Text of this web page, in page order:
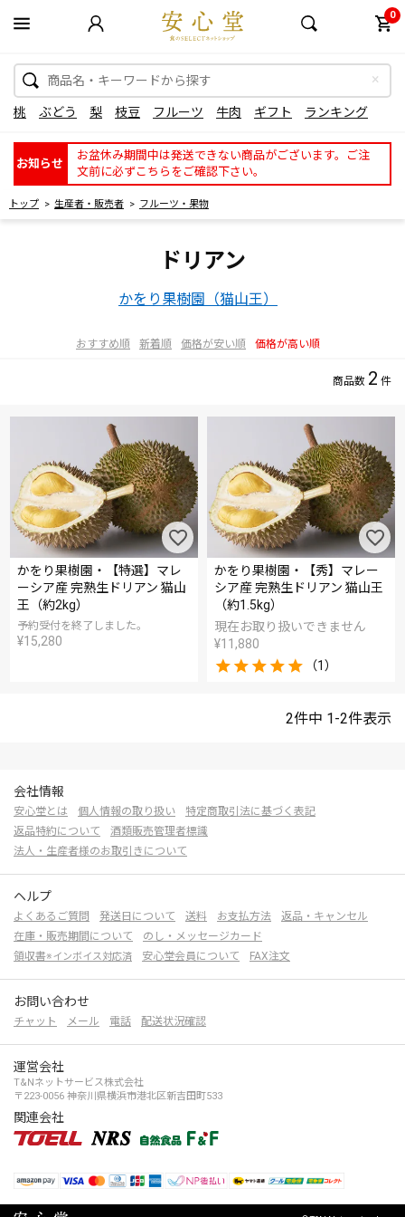
0
桃 ぶどう 梨 枝豆 フルーツ 牛肉 ギフト ランキング
お知らせ
お盆休み期間中は発送できない商品がございます。ご注
文前に必ずこちらをご確認下さい。
トップ 生産者・販売者 フルーツ・果物
ドリアン
かをり果樹園（猫山王）
おすすめ順 新着順 価格が安い順 価格が高い順
2
かをり果樹園・【特選】マレ
ーシア産 完熟生ドリアン 猫山
王（約2kg）
予約受付を終了しました。
¥15,280
かをり果樹園・【秀】マレー
シア産 完熟生ドリアン 猫山王
（約1.5kg）
現在お取り扱いできません
¥11,880
（1）
2件中 1-2件表示
会社情報
安心堂とは 個人情報の取り扱い
特定商取引法に基づく表記
返品特約について
酒類販売管理者標識
法人・生産者様のお取引きについて
ヘルプ
よくあるご質問 発送日について 送料 お支払方法
返品・キャンセル
在庫・販売期間について
のし・メッセージカード
領収書※インボイス対応済 安心堂会員について FAX注文
お問い合わせ
チャット メール 電話 配送状況確認
運営会社
T&Nネットサービス株式会社
〒223-0056 神奈川県横浜市港北区新吉田町533
関連会社